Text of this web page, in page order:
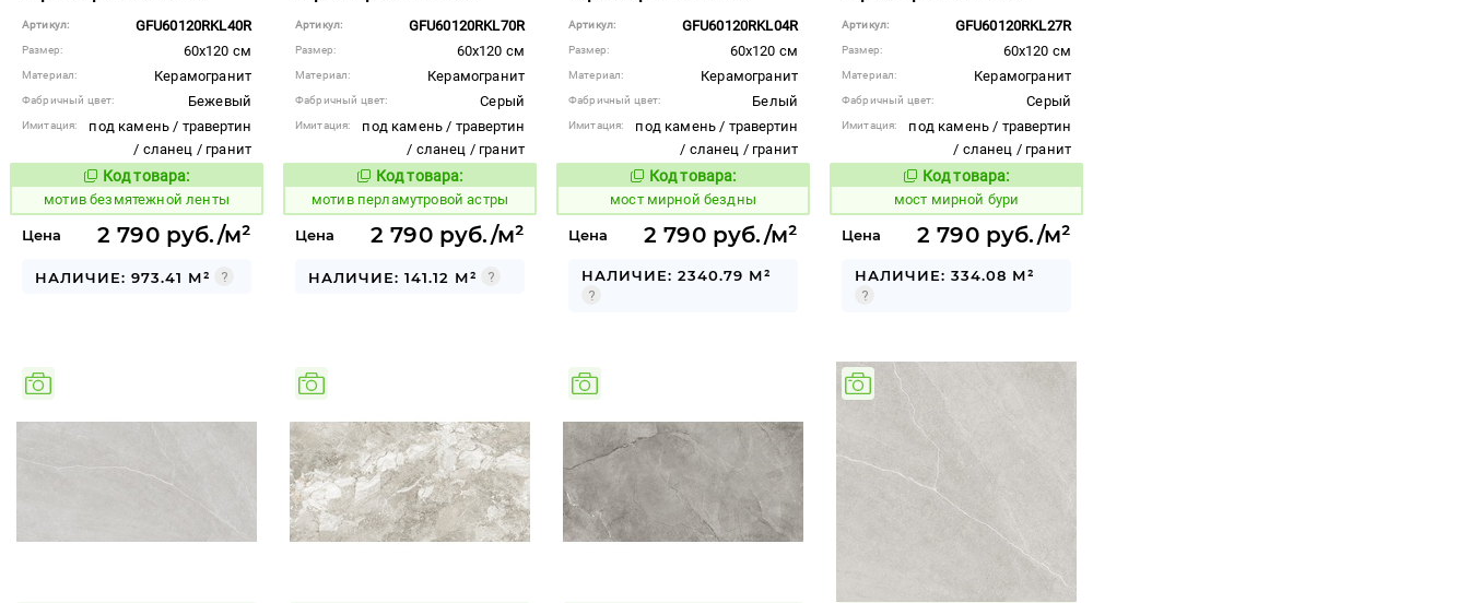
Артикул: GFU60120RKL40R
Размер: 60x120 см
Материал: Керамогранит
Фабричный цвет: Бежевый
Имитация:
под камень / травертин
/ сланец / гранит
Код товара:
1031793 Код товара:
мотив безмятежной ленты
Цена 2 790 руб./м²
НАЛИЧИЕ: 973.41 М²
Артикул: GFU60120RKL70R
Размер: 60x120 см
Материал: Керамогранит
Фабричный цвет: Серый
Имитация:
под камень / травертин
/ сланец / гранит
Код товара:
1040206Код товара:
мотив перламутровой астры
Цена 2 790 руб./м²
НАЛИЧИЕ: 141.12 М²
Артикул: GFU60120RKL04R
Размер: 60x120 см
Материал: Керамогранит
Фабричный цвет: Белый
Имитация:
под камень / травертин
/ сланец / гранит
Код товара:
1022752Код товара:
мост мирной бездны
Цена 2 790 руб./м²
НАЛИЧИЕ: 2340.79 М²
Артикул: GFU60120RKL27R
Размер: 60x120 см
Материал: Керамогранит
Фабричный цвет: Серый
Имитация:
под камень / травертин
/ сланец / гранит
Код товара:
1022755Код товара:
мост мирной бури
Цена 2 790 руб./м²
НАЛИЧИЕ: 334.08 М²